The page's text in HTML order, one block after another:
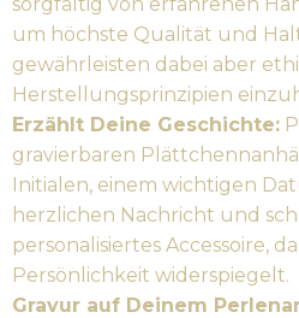
um höchste Qualität und
gewährleisten dabei aber
Herstellungsprinzipien
Erzählt Deine Geschichte:
gravierbaren
Initialen, einem wichtigen
herzlichen Nachricht und
personalisiertes Accessoire,
Persönlichkeit widerspiegelt.
Gravur auf Deinem